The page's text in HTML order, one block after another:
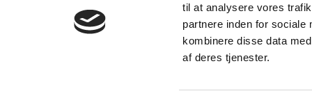
til at analysere vores
partnere inden for sociale
kombinere disse data
af deres tjenester.